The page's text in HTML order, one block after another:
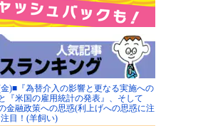
)■『為替介入の影響と更なる実施への
『米国の雇用統計の発表』、そして
の金融政策への思惑(利上げへの思惑に注
目！(羊飼い)